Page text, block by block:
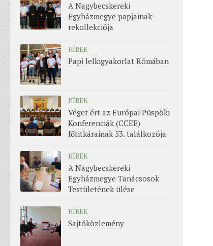
A Nagybecskereki
Egyházmegye papjainak
rekollekciója
HÍREK
Papi lelkigyakorlat Rómában
HÍREK
Véget ért az Európai Püspöki
Konferenciák (CCEE)
főtitkárainak 53. találkozója
HÍREK
A Nagybecskereki
Egyházmegye Tanácsosok
Testületének ülése
HÍREK
Sajtóközlemény